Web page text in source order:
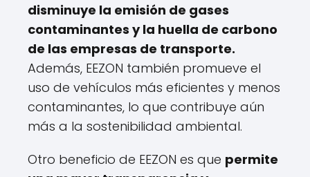
disminuye la emisión de gases
contaminantes y la huella de carbono
de las empresas de transporte.
Además, EEZON también promueve el
uso de vehículos más eficientes y menos
contaminantes, lo que contribuye aún
más a la sostenibilidad ambiental.
Otro beneficio de EEZON es que permite